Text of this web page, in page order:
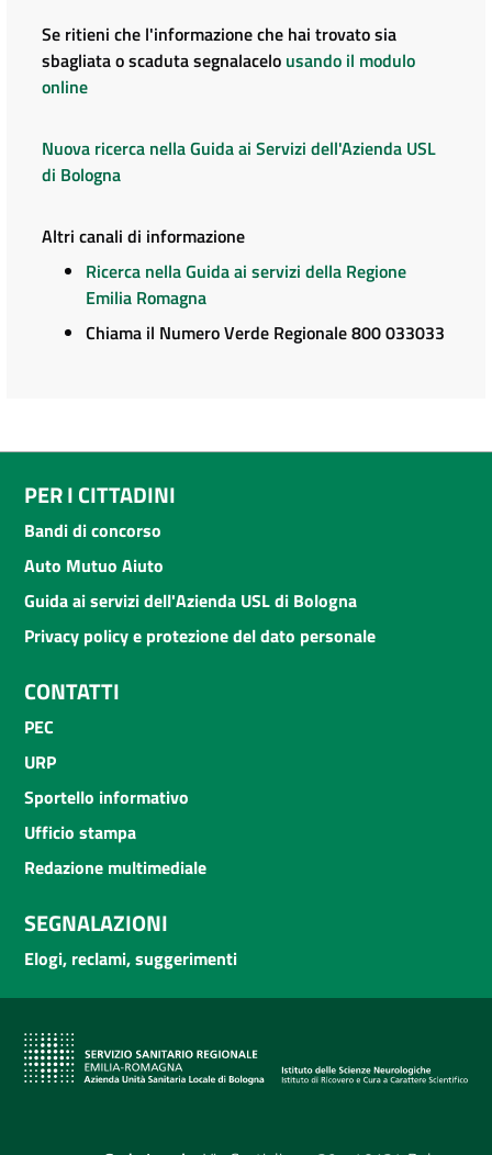
Se ritieni che l'informazione che hai trovato sia
sbagliata o scaduta segnalacelo usando il modulo
online
Nuova ricerca nella Guida ai Servizi dell'Azienda USL
di Bologna
Altri canali di informazione
Ricerca nella Guida ai servizi della Regione
Emilia Romagna
Chiama il Numero Verde Regionale 800 033033
PER I CITTADINI
Bandi di concorso
Auto Mutuo Aiuto
Guida ai servizi dell'Azienda USL di Bologna
Privacy policy e protezione del dato personale
CONTATTI
PEC
URP
Sportello informativo
Ufficio stampa
Redazione multimediale
SEGNALAZIONI
Elogi, reclami, suggerimenti